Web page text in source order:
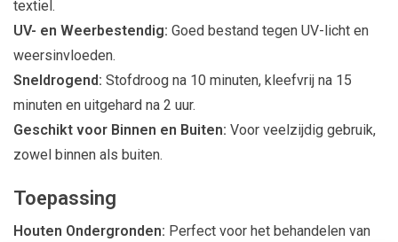
textiel.
UV- en Weerbestendig: Goed bestand tegen UV-licht en
weersinvloeden.
Sneldrogend: Stofdroog na 10 minuten, kleefvrij na 15
minuten en uitgehard na 2 uur.
Geschikt voor Binnen en Buiten: Voor veelzijdig gebruik,
zowel binnen als buiten.
Toepassing
Houten Ondergronden: Perfect voor het behandelen van